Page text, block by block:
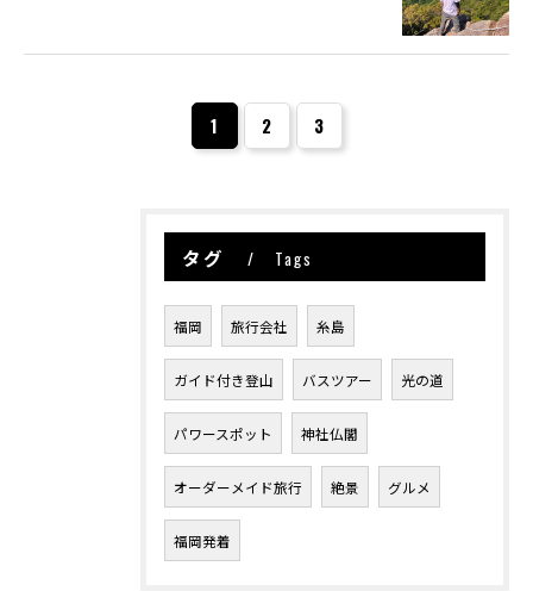
1 2 3
タグ Tags
福岡 旅行会社 糸島
ガイド付き登山 バスツアー 光の道
パワースポット 神社仏閣
オーダーメイド旅行 絶景 グルメ
福岡発着